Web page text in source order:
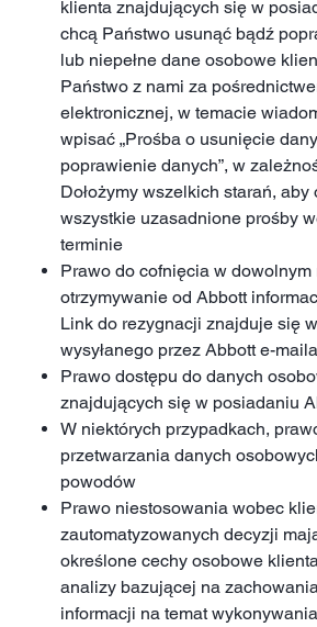
klienta znajdujących się w
chcą Państwo usunąć bądź
lub niepełne dane osobowe
Państwo z nami za
elektronicznej, w temacie
wpisać „Prośba o usunięcie
poprawienie danych”, w
Dołożymy wszelkich starań,
wszystkie uzasadnione prośby
terminie
Prawo do cofnięcia w
otrzymywanie od Abbott
Link do rezygnacji znajduje się
wysyłanego przez Abbott e-maila
Prawo dostępu do danych
znajdujących się w posiadaniu
W niektórych przypadkach,
przetwarzania danych
powodów
Prawo niestosowania wobec
zautomatyzowanych decyzji
określone cechy osobowe
analizy bazującej na
informacji na temat